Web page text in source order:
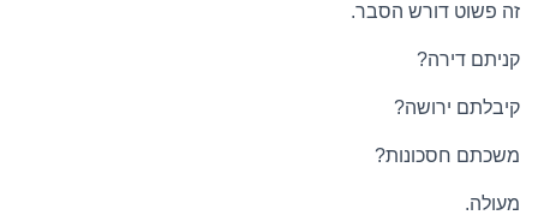
זה פשוט דורש הסבר.
קניתם דירה?
קיבלתם ירושה?
משכתם חסכונות?
מעולה.